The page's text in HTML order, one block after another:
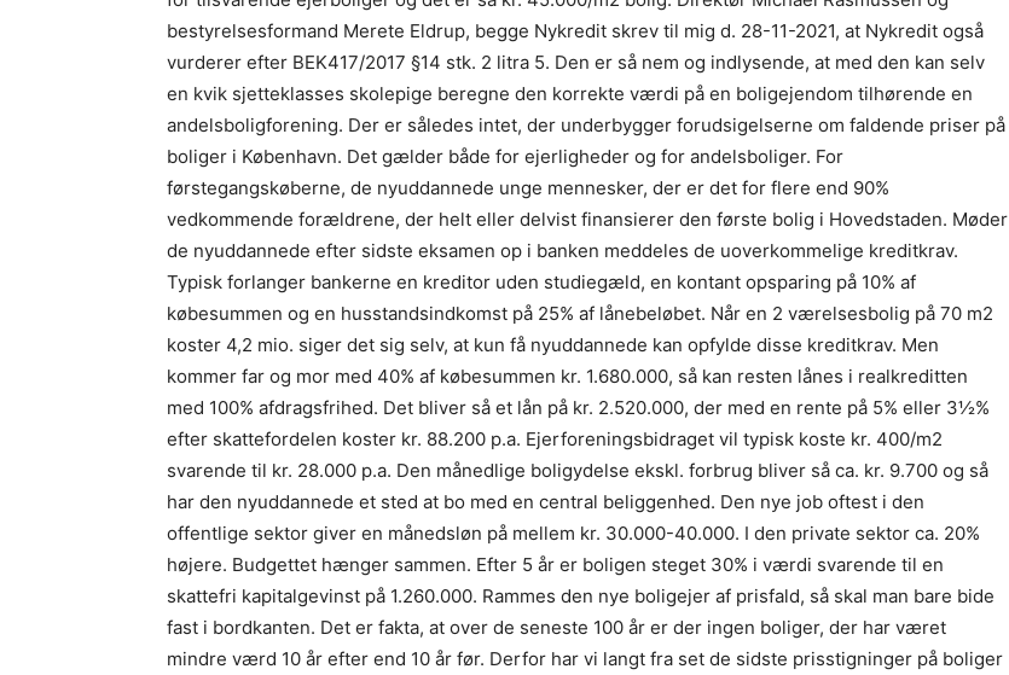
bestyrelsesformand Merete Eldrup, begge Nykredit skrev til mig d. 28-11-2021, at Nykredit også
vurderer efter BEK417/2017 §14 stk. 2 litra 5. Den er så nem og indlysende, at med den kan selv
en kvik sjetteklasses skolepige beregne den korrekte værdi på en boligejendom tilhørende en
andelsboligforening. Der er således intet, der underbygger forudsigelserne om faldende priser på
boliger i København. Det gælder både for ejerligheder og for andelsboliger. For
førstegangskøberne, de nyuddannede unge mennesker, der er det for flere end 90%
vedkommende forældrene, der helt eller delvist finansierer den første bolig i Hovedstaden. Møder
de nyuddannede efter sidste eksamen op i banken meddeles de uoverkommelige kreditkrav.
Typisk forlanger bankerne en kreditor uden studiegæld, en kontant opsparing på 10% af
købesummen og en husstandsindkomst på 25% af lånebeløbet. Når en 2 værelsesbolig på 70 m2
koster 4,2 mio. siger det sig selv, at kun få nyuddannede kan opfylde disse kreditkrav. Men
kommer far og mor med 40% af købesummen kr. 1.680.000, så kan resten lånes i realkreditten
med 100% afdragsfrihed. Det bliver så et lån på kr. 2.520.000, der med en rente på 5% eller 3½%
efter skattefordelen koster kr. 88.200 p.a. Ejerforeningsbidraget vil typisk koste kr. 400/m2
svarende til kr. 28.000 p.a. Den månedlige boligydelse ekskl. forbrug bliver så ca. kr. 9.700 og så
har den nyuddannede et sted at bo med en central beliggenhed. Den nye job oftest i den
offentlige sektor giver en månedsløn på mellem kr. 30.000-40.000. I den private sektor ca. 20%
højere. Budgettet hænger sammen. Efter 5 år er boligen steget 30% i værdi svarende til en
skattefri kapitalgevinst på 1.260.000. Rammes den nye boligejer af prisfald, så skal man bare bide
fast i bordkanten. Det er fakta, at over de seneste 100 år er der ingen boliger, der har været
mindre værd 10 år efter end 10 år før. Derfor har vi langt fra set de sidste prisstigninger på boliger